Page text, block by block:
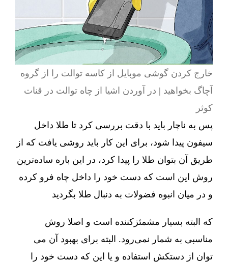
خارج کردن گوشی موبایل از کاسه توالت را از گروه
آچاگ بخواهید | در آوردن اشیا از چاه توالت در قنات
کوثر
پس به ناچار باید با دقت بررسی کرد تا طلا داخل
سیفون پیدا شود، برای این کار باید روشی یافت که از
طریق آن بتوان طلا را پیدا کرد، در این باره ساده‌ترین
روش این است که دست خود را داخل چاه فرو کرده
و در میان انبوه فضولات به دنبال طلا بگردید
که البته بسیار مشمئزکننده است و اصلا روش
مناسبی به شمار نمی‌رود. البته برای بهبود آن می
توان از دستکش استفاده و یا این که دست خود را